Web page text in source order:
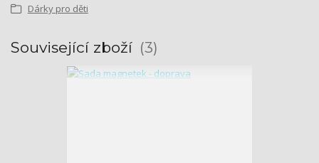
Dárky pro děti
Související zboží 3